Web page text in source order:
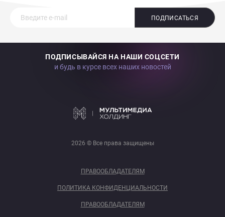
ПОДПИСАТЬСЯ
ПОДПИСЫВАЙСЯ НА НАШИ СОЦСЕТИ
и будь в курсе всех наших новостей
2026 © Все права защищены
ПРАВООБЛАДАТЕЛЯМ
ПОЛИТИКА КОНФИДЕНЦИАЛЬНОСТИ
ПРАВООБЛАДАТЕЛЯМ